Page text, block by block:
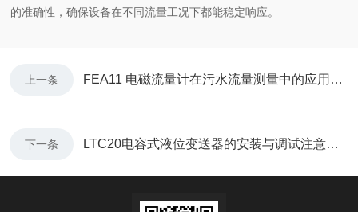
的准确性，确保设备在不同流量工况下都能稳定响应。
上一条 FEA11 电磁流量计在污水流量测量中的应用优势
下一条 LTC20电容式液位变送器的安装与调试注意事项